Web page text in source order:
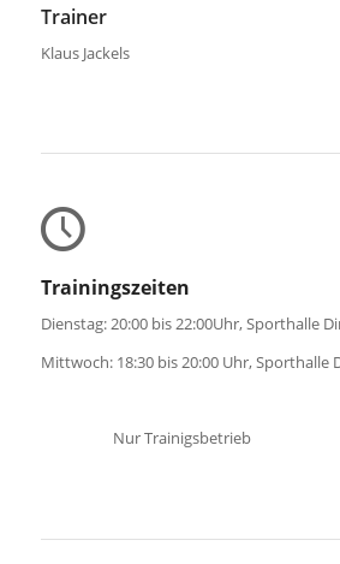
Trainer
Klaus Jackels
Trainingszeiten
Dienstag: 20:00 bis 22:00Uhr, Sporthalle
Mittwoch: 18:30 bis 20:00 Uhr, Sporthalle
Nur Trainigsbetrieb